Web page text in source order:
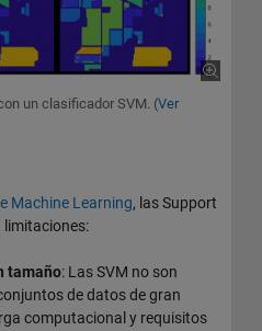
un clasificador SVM. (Ver
Machine Learning, las Support
limitaciones:
tamaño: Las SVM no son
de datos de gran
computacional y requisitos